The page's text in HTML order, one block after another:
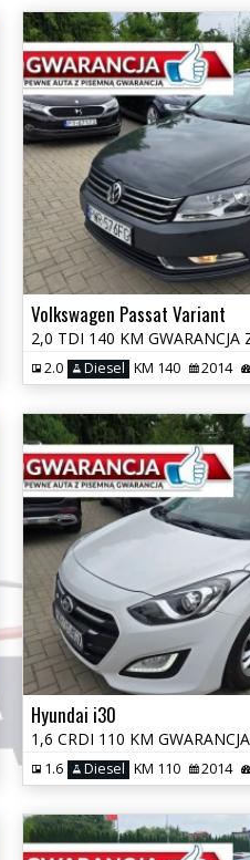
Volkswagen Passat Variant
2.0 Diesel KM 140 2014
Hyundai i30
1.6 Diesel KM 110 2014